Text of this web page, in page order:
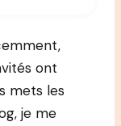
ont
mets les
je me